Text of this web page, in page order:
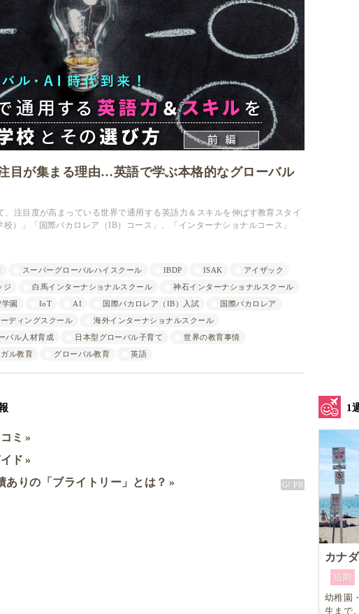
目が集まる理由…英語で学ぶ本格的なグローバル
注目度が高まっている世界で通用する英語力＆スキルを伸ばす教育スタイ
）」「国際バカロレア（IB）コース」、「インターナショナルコース」
スーパーグローバルハイスクール IBDP ISAK
アイザック
ジ 白馬インターナショナルスクール
神石インターナショナルスクール
園 IoT AI 国際バカロレア（IB）入試
国際バカロレア
ディングスクール
海外インターナショナルスクール
バル人材育成 日本型グローバル子育て
世界の教育事情
ル教育 グローバル教育 英語
ミ
ド
りの「ブライトリー」とは？
1
カナ
短期
幼稚園
生まで